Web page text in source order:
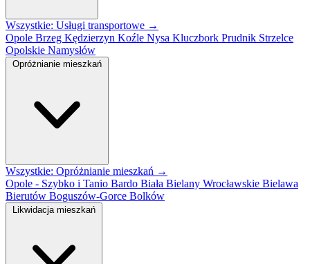
Wszystkie: Usługi transportowe →
Opole Brzeg Kędzierzyn Koźle Nysa Kluczbork Prudnik Strzelce
Opolskie Namysłów
Opróżnianie mieszkań
Wszystkie: Opróżnianie mieszkań →
Opole - Szybko i Tanio Bardo Biała Bielany Wrocławskie Bielawa
Bierutów Boguszów-Gorce Bolków
Likwidacja mieszkań